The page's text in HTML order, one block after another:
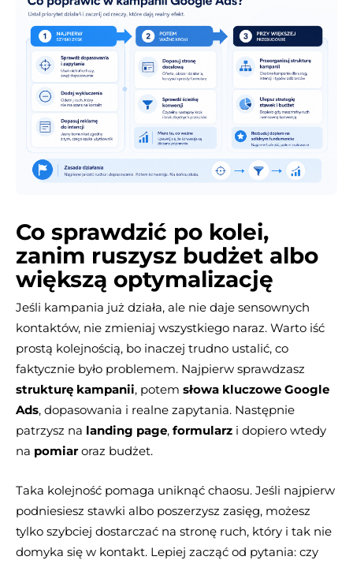
Co sprawdzić po kolei,
zanim ruszysz budżet albo
większą optymalizację
Jeśli kampania już działa, ale nie daje sensownych
kontaktów, nie zmieniaj wszystkiego naraz. Warto iść
prostą kolejnością, bo inaczej trudno ustalić, co
faktycznie było problemem. Najpierw sprawdzasz
strukturę kampanii, potem słowa kluczowe Google
Ads, dopasowania i realne zapytania. Następnie
patrzysz na landing page, formularz i dopiero wtedy
na pomiaroraz budżet.
Taka kolejność pomaga uniknąć chaosu. Jeśli najpierw
podniesiesz stawki albo poszerzysz zasięg, możesz
tylko szybciej dostarczać na stronę ruch, który i tak nie
domyka się w kontakt. Lepiej zacząć od pytania: czy